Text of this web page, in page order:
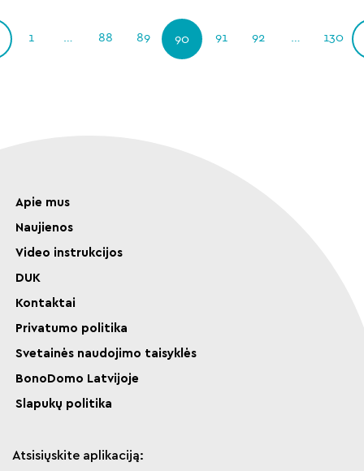
1 88 89 90 91 92 130
Apie mus
Naujienos
Video instrukcijos
DUK
Kontaktai
Privatumo politika
Svetainės naudojimo taisyklės
BonoDomo Latvijoje
Slapukų politika
Atsisiųskite aplikaciją: